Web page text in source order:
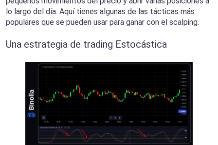
lo largo del día. Aquí tienes algunas de las tácticas más
populares que se pueden usar para ganar con el scalping.
Una estrategia de trading Estocástica